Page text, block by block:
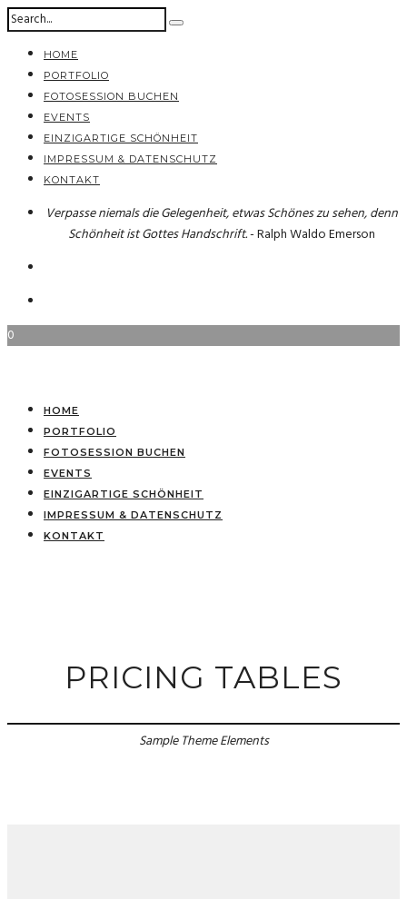
HOME
PORTFOLIO
FOTOSESSION BUCHEN
EVENTS
EINZIGARTIGE SCHÖNHEIT
IMPRESSUM & DATENSCHUTZ
KONTAKT
Verpasse niemals die Gelegenheit, etwas Schönes zu sehen, denn
Schönheit ist Gottes Handschrift.- Ralph Waldo Emerson
0
HOME
PORTFOLIO
FOTOSESSION BUCHEN
EVENTS
EINZIGARTIGE SCHÖNHEIT
IMPRESSUM & DATENSCHUTZ
KONTAKT
PRICING TABLES
Sample Theme Elements